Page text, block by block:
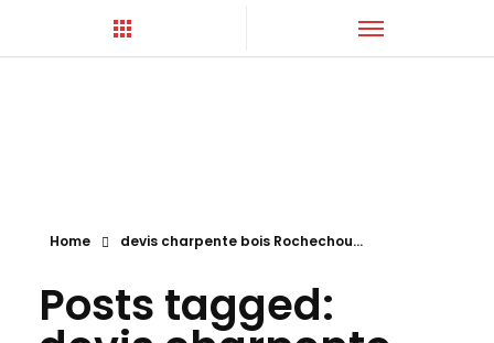
Home devis charpente bois Rochechou...
Posts tagged: